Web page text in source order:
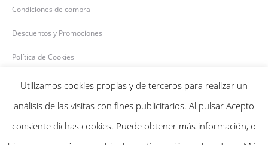
Condiciones de compra
Descuentos y Promociones
Política de Cookies
Bensiflor © 2020
Utilizamos cookies propias y de terceros para realizar un
análisis de las visitas con fines publicitarios. Al pulsar Acepto
consiente dichas cookies. Puede obtener más información, o